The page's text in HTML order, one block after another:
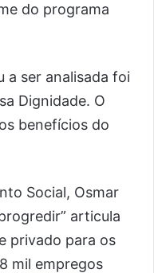
do programa
a ser analisada foi
Dignidade. O
benefícios do
Social, Osmar
articula
privado para os
mil empregos